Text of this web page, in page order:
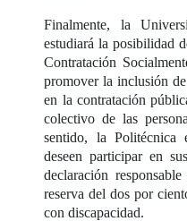
Finalmente, la
estudiará la posibilidad
Contratación
promover la inclusión
en la contratación
colectivo de las
sentido, la
deseen participar en
declaración
reserva del dos por
con discapacidad.